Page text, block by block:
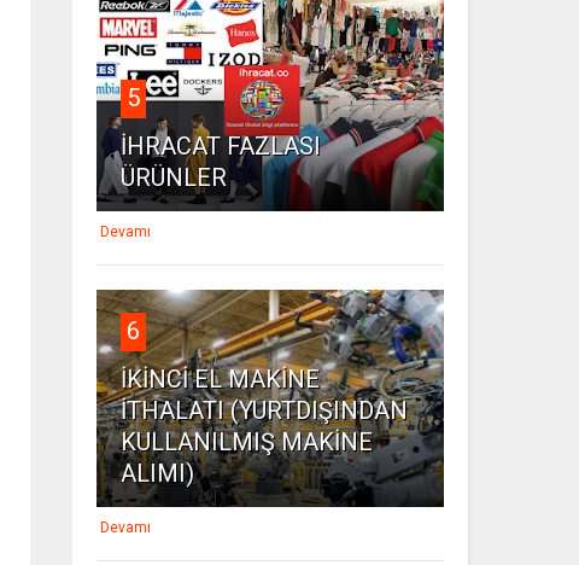
5
İHRACAT FAZLASI
ÜRÜNLER
Devamı
6
İKİNCİ EL MAKİNE
İTHALATI (YURTDIŞINDAN
KULLANILMIŞ MAKİNE
ALIMI)
Devamı